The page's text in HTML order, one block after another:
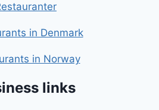
in Denmark
in Norway
links